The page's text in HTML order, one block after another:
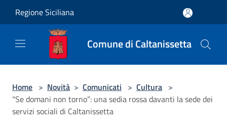
Regione Siciliana
Comune di Caltanissetta
Home > Novità > Comunicati > Cultura >
“Se domani non torno”: una sedia rossa davanti la sede dei
servizi sociali di Caltanissetta